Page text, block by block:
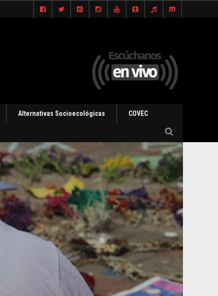
Alternativas Socioecológicas COVEC